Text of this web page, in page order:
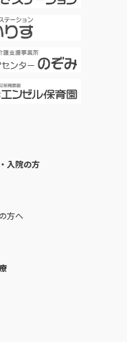
入院の方
方へ